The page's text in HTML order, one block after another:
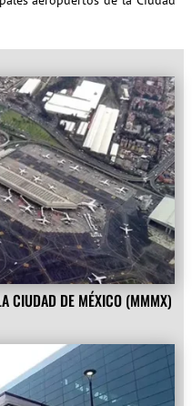
CIUDAD DE MÉXICO (MMMX)